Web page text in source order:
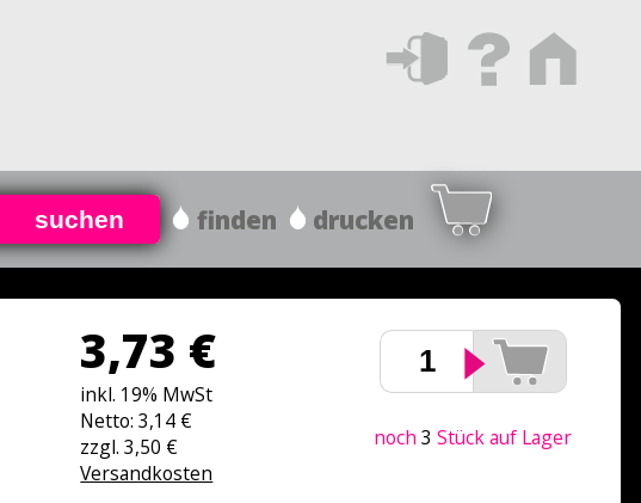
suchen finden drucken
3,73 €
inkl. 19% MwSt
Netto: 3,14 €
zzgl. 3,50 €
Versandkosten
noch3Stück auf Lager